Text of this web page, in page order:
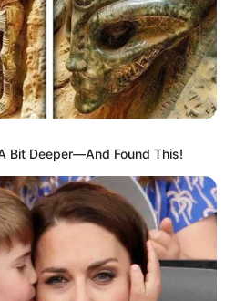
në shifrat 0-4. I po të njëjtit
i njohur në Portugali, Alexandre
një postim në Tëitter pas
U-17 e përfunduar në
ynë ishte shumë i dobët,
shumë talent në këtë gjeneratë
dua të përmend dikë, Alen
të mirë bëri edhe Gabriel Kulla.
të Sasuolos tregoi edhe njëherë
për këtë grupmoshë, edhe
në Air Albania, ndryshe nga
të shfaqte aftësitë e tij në
Kulla ishte i detyruar më
dhe në mbrojtje sesa në
Bit Deeper—And Found This!